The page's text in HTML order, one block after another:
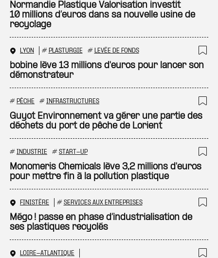
Normandie Plastique Valorisation investit
10 millions d’euros dans sa nouvelle usine de
recyclage
LYON # PLASTURGIE # LEVÉE DE FONDS
bobine lève 13 millions d'euros pour lancer son
démonstrateur
# PÊCHE # INFRASTRUCTURES
Guyot Environnement va gérer une partie des
déchets du port de pêche de Lorient
# INDUSTRIE # START-UP
Monomeris Chemicals lève 3,2 millions d'euros
pour mettre fin à la pollution plastique
FINISTÈRE # SERVICES AUX ENTREPRISES
Mégo ! passe en phase d’industrialisation de
ses plastiques recyclés
LOIRE-ATLANTIQUE